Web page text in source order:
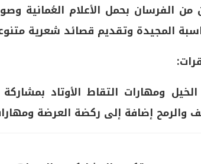
من الفرسان بحمل الأعلام العُمانية
المجيدة وتقديم قصائد شعرية
ومهارات التقاط الأوتاد
والرمح إضافة إلى ركضة العرضة